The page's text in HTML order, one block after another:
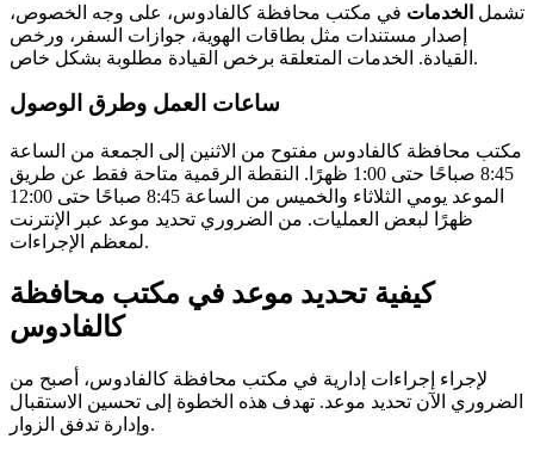
تشمل الخدمات في مكتب محافظة كالفادوس، على وجه الخصوص،
إصدار مستندات مثل بطاقات الهوية، جوازات السفر، ورخص
القيادة. الخدمات المتعلقة برخص القيادة مطلوبة بشكل خاص.
ساعات العمل وطرق الوصول
مكتب محافظة كالفادوس مفتوح من الاثنين إلى الجمعة من الساعة
8:45 صباحًا حتى 1:00 ظهرًا. النقطة الرقمية متاحة فقط عن طريق
الموعد يومي الثلاثاء والخميس من الساعة 8:45 صباحًا حتى 12:00
ظهرًا لبعض العمليات. من الضروري تحديد موعد عبر الإنترنت
لمعظم الإجراءات.
كيفية تحديد موعد في مكتب محافظة
كالفادوس
لإجراء إجراءات إدارية في مكتب محافظة كالفادوس، أصبح من
الضروري الآن تحديد موعد. تهدف هذه الخطوة إلى تحسين الاستقبال
وإدارة تدفق الزوار.